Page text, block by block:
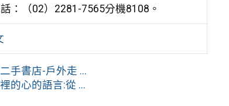
：（02）2281-7565分機8108。
手書店-戶外走 ...
的心的語言:從 ...